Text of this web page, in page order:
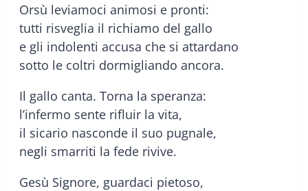
Orsù leviamoci animosi e pronti:
tutti risveglia il richiamo del gallo
e gli indolenti accusa che si attardano
sotto le coltri dormigliando ancora.
Il gallo canta. Torna la speranza:
l’infermo sente rifluir la vita,
il sicario nasconde il suo pugnale,
negli smarriti la fede rivive.
Gesù Signore, guardaci pietoso,